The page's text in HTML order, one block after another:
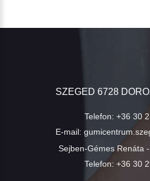
SZEGED 6728
Telefon: +36 30
E-mail:
Sejben-Gémes Renáta
Telefon: +36 30